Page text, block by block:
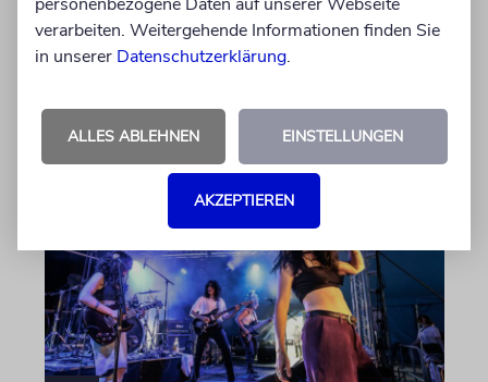
Kokettieren mit dem palästinensischen
Terrorismus inklusive
07.08.2026
verarbeiten. Weitergehende Informationen finden Sie
in unserer Datenschutzerklärung.
ALLES ABLEHNEN EINSTELLUNGEN
AKZEPTIEREN